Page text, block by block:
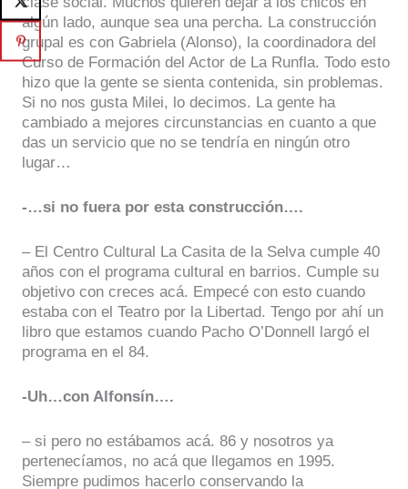
algún lado, aunque sea una percha. La construcción
grupal es con Gabriela (Alonso), la coordinadora del
Curso de Formación del Actor de La Runfla. Todo esto
hizo que la gente se sienta contenida, sin problemas.
Si no nos gusta Milei, lo decimos. La gente ha
cambiado a mejores circunstancias en cuanto a que
das un servicio que no se tendría en ningún otro
lugar…
-…si no fuera por esta construcción….
– El Centro Cultural La Casita de la Selva cumple 40
años con el programa cultural en barrios. Cumple su
objetivo con creces acá. Empecé con esto cuando
estaba con el Teatro por la Libertad. Tengo por ahí un
libro que estamos cuando Pacho O’Donnell largó el
programa en el 84.
-Uh…con Alfonsín….
– si pero no estábamos acá. 86 y nosotros ya
pertenecíamos, no acá que llegamos en 1995.
Siempre pudimos hacerlo conservando la